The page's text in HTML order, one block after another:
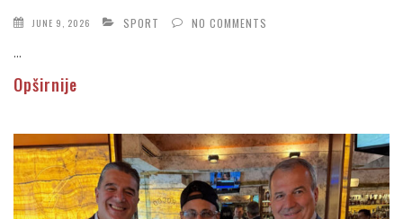
JUNE 9, 2026 SPORT NO COMMENTS
...
Opširnije